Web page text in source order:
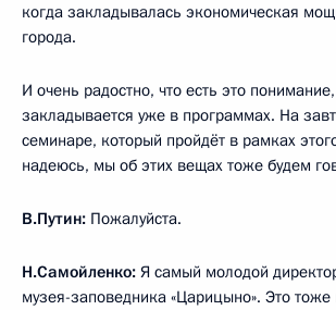
когда закладывалась экономическая
города.
И очень радостно, что есть это
закладывается уже в программах. На
семинаре, который пройдёт в рамках
надеюсь, мы об этих вещах тоже будем
В.Путин: Пожалуйста.
Н.Самойленко: Я самый молодой
музея-заповедника «Царицыно». Это тоже